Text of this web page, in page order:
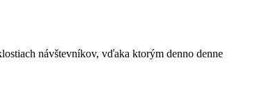
návštevníkov, vďaka ktorým denno denne